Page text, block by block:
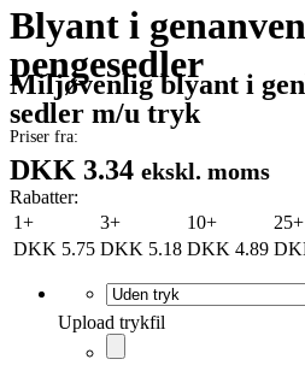
Blyant i
pengesedler
Miljøvenlig blyant i
sedler m/u tryk
Priser fra:
DKK 3.34 ekskl. moms
Rabatter:
1+
3+ 10+ 25+
DKK 5.75 DKK 5.18 DKK 4.89
Upload trykfil